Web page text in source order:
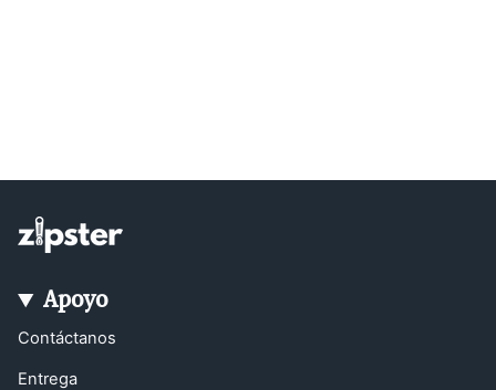
Apoyo
Contáctanos
Entrega